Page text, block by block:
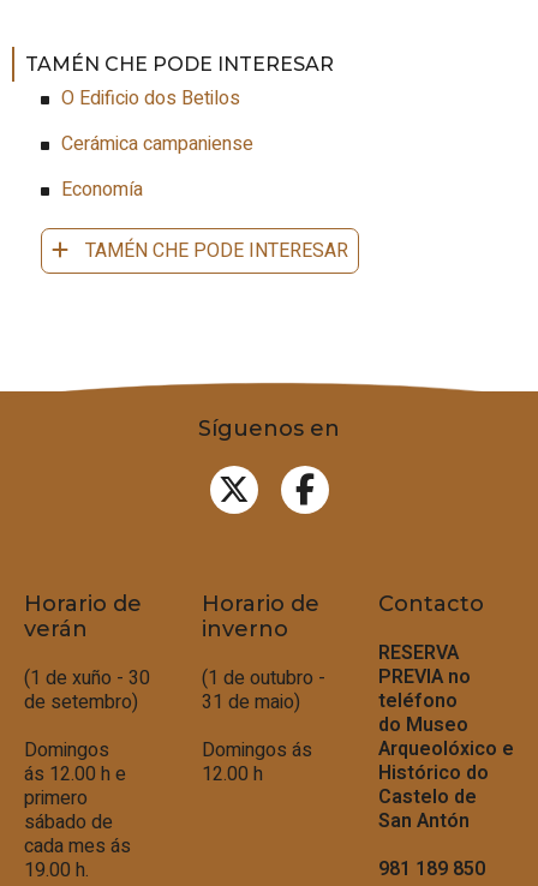
TAMÉN CHE PODE INTERESAR
O Edificio dos Betilos
Cerámica campaniense
Economía
TAMÉN CHE PODE INTERESAR
Síguenos en
Horario de
verán
(1 de xuño - 30
de setembro)
Domingos
ás 12.00 h e
primero
sábado de
cada mes ás
19.00 h.
Horario de
inverno
(1 de outubro -
31 de maio)
Domingos ás
12.00 h
Contacto
RESERVA
PREVIA no
teléfono
do Museo
Arqueolóxico e
Histórico do
Castelo de
San Antón
981 189 850